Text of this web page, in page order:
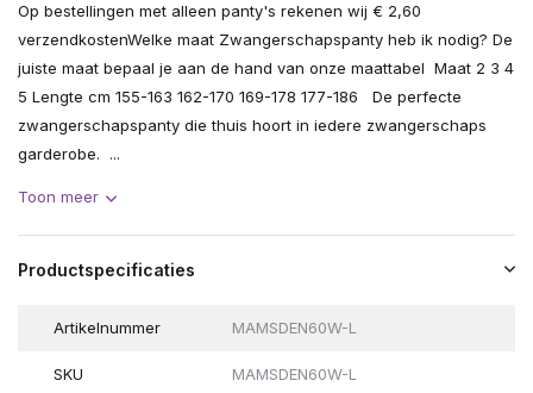
Op bestellingen met alleen panty's rekenen wij € 2,60
verzendkostenWelke maat Zwangerschapspanty heb ik nodig? De
juiste maat bepaal je aan de hand van onze maattabel Maat 2 3 4
5 Lengte cm 155-163 162-170 169-178 177-186 De perfecte
zwangerschapspanty die thuis hoort in iedere zwangerschaps
garderobe. ...
Toon meer
Productspecificaties
Artikelnummer MAMSDEN60W-L
SKU MAMSDEN60W-L